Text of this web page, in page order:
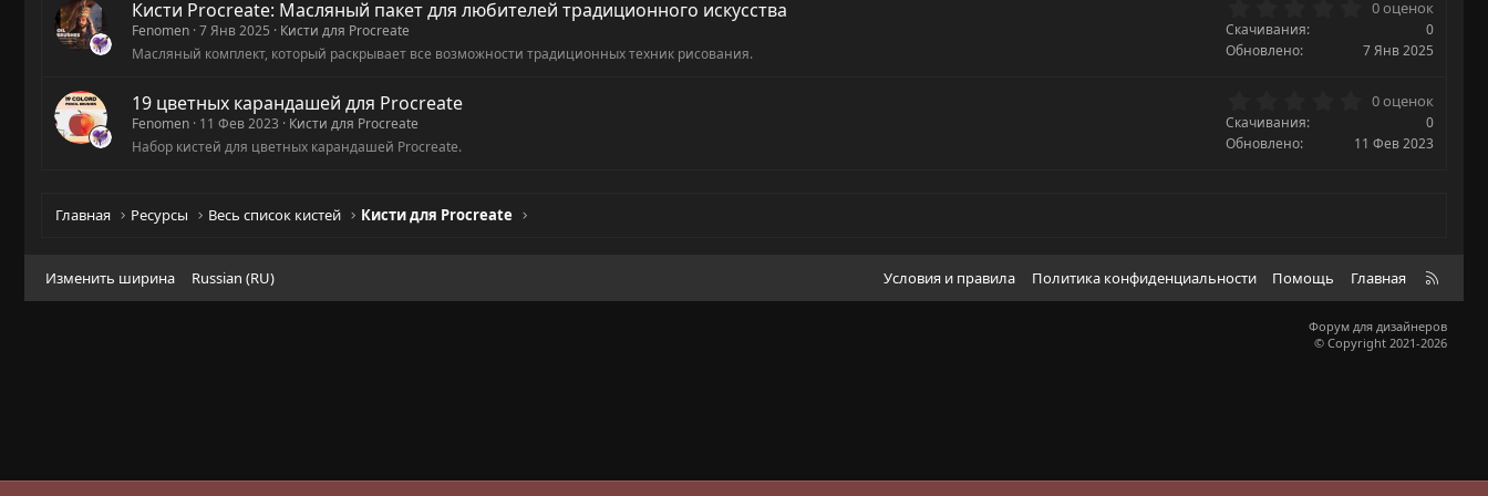
в
з
Кисти Procreate: Масляный пакет для любителей традиционного искусства
Fenomen 7 Янв 2025
Кисти для Procreate
Масляный комплект, который раскрывает все возможности традиционных техник рисования.
0
0
в
з
0 оценок
Скачивания
0
Обновлено
7 Янв 2025
19 цветных карандашей для Procreate
Fenomen 11 Фев 2023
Кисти для Procreate
Набор кистей для цветных карандашей Procreate.
0
0
0 оценок
Скачивания
0
Обновлено
11 Фев 2023
Главная Ресурсы Весь список кистей Кисти для Procreate
Изменить ширина Russian (RU) Условия и правила Политика конфиденциальности Помощь Главная
R
S
Форум для дизайнеров
© Copyright 2021-2026